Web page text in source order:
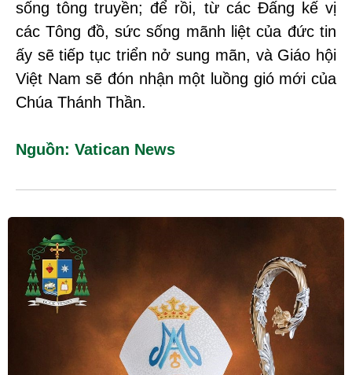
sống tông truyền; để rồi, từ các Đấng kế vị
các Tông đồ, sức sống mãnh liệt của đức tin
ấy sẽ tiếp tục triển nở sung mãn, và Giáo hội
Việt Nam sẽ đón nhận một luồng gió mới của
Chúa Thánh Thần.
Nguồn: Vatican News